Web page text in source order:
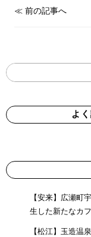
≪前の記事へ
よ
【安来】広瀬町
生した新たなカ
【松江】玉造温